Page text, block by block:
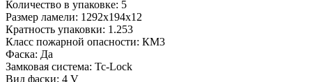
Количество в упаковке: 5
Размер ламели: 1292х194х12
Кратность упаковки: 1.253
Класс пожарной опасности: КМ3
Фаска: Да
Замковая система: Tc-Lock
Вид фаски: 4 V